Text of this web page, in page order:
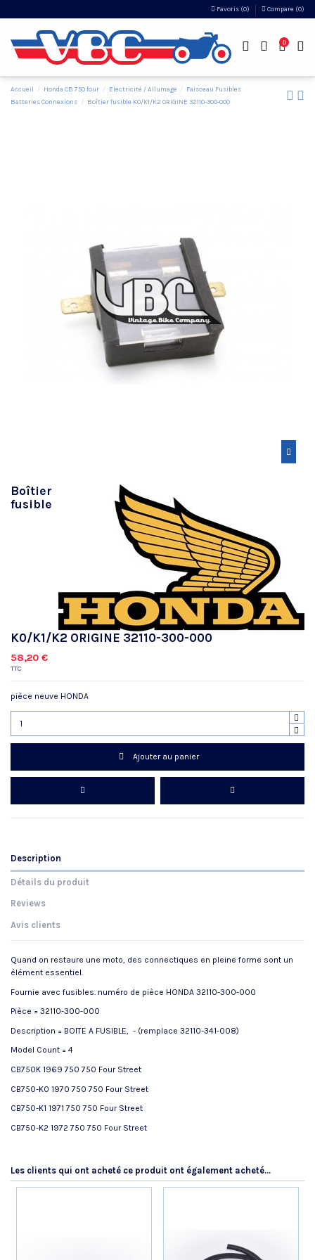
Favoris (0) Compare (0)
0
Accueil Honda CB 750 four Electricité / Allumage
Faisceau Fusibles
Batteries Connexions
Boîtier fusible K0/K1/K2 ORIGINE 32110-300-000
Boîtier
fusible
K0/K1/K2 ORIGINE 32110-300-000
58,20 €
TTC
pièce neuve HONDA
Ajouter au panier
Description
Détails du produit
Reviews
Avis clients
Quand on restaure une moto, des connectiques en pleine forme sont un
élément essentiel.
Fournie avec fusibles. numéro de pièce HONDA 32110-300-000
Pièce = 32110-300-000
Description = BOITE A FUSIBLE, - (remplace 32110-341-008)
Model Count = 4
CB750K 1969 750 750 Four Street
CB750-K0 1970 750 750 Four Street
CB750-K1 1971 750 750 Four Street
CB750-K2 1972 750 750 Four Street
Basé sur 9 avis
Les clients qui ont acheté ce produit ont également acheté...